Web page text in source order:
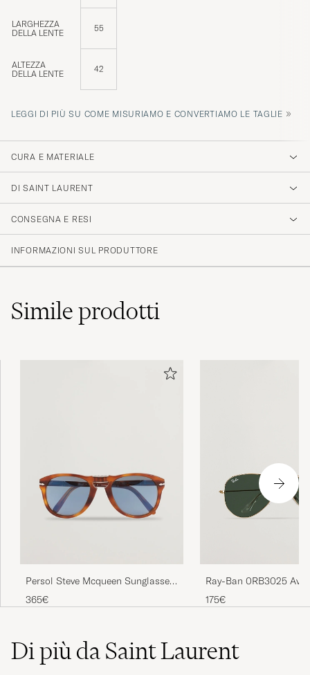
LARGHEZZA
DELLA LENTE
55
ALTEZZA
DELLA LENTE
42
LEGGI DI PIÙ SU COME MISURIAMO E CONVERTIAMO LE TAGLIE »
CURA E MATERIALE
DI SAINT LAURENT
CONSEGNA E RESI
INFORMAZIONI SUL PRODUTTORE
Simileprodotti
Persol Steve Mcqueen Sunglasses
Light Havana
365€
Ray-Ban 0RB3025
Metal Sunglasses
Green
175€
Di più da Saint Laurent